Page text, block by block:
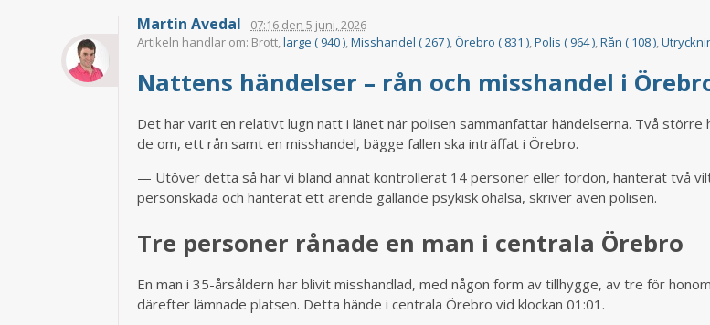
Martin Avedal 07:16 den 5 juni, 2026
Artikeln handlar om: Brott,large ( 940 ),Misshandel ( 267 ),Örebro ( 831 ),Polis ( 964 ),Rån ( 108 ),
Nattens händelser – rån och misshandel i
Det har varit en relativt lugn natt i länet när polisen sammanfattar händelserna. Två
de om, ett rån samt en misshandel, bägge fallen ska inträffat i Örebro.
— Utöver detta så har vi bland annat kontrollerat 14 personer eller fordon, hanterat två
personskada och hanterat ett ärende gällande psykisk ohälsa, skriver även polisen.
Tre personer rånade en man i centrala Örebro
En man i 35-årsåldern har blivit misshandlad, med någon form av tillhygge, av tre för
därefter lämnade platsen. Detta hände i centrala Örebro vid klockan 01:01.